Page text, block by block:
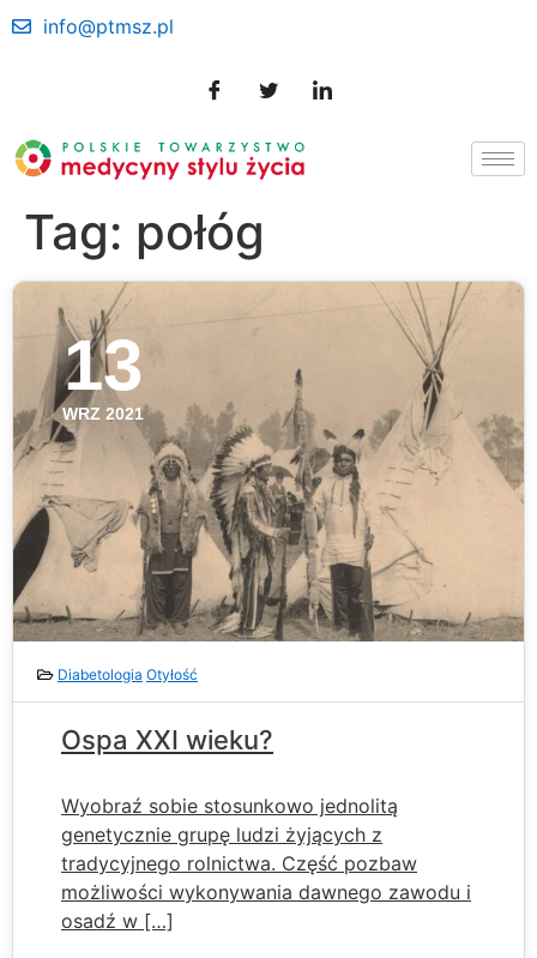
info@ptmsz.pl
Tag: połóg
13
WRZ 2021
Diabetologia Otyłość
Ospa XXI wieku?
Wyobraź sobie stosunkowo jednolitą
genetycznie grupę ludzi żyjących z
tradycyjnego rolnictwa. Część pozbaw
możliwości wykonywania dawnego zawodu i
osadź w […]